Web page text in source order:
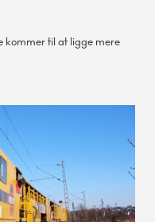
kommer til at ligge mere